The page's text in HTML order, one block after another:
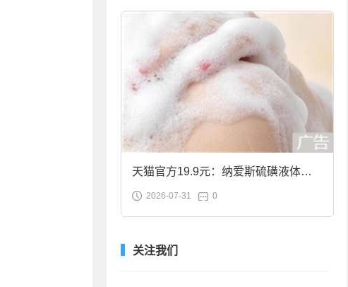
天猫官方19.9元：纳爱斯硫磺液体香
皂2斤大促
2026-07-31 0
关注我们